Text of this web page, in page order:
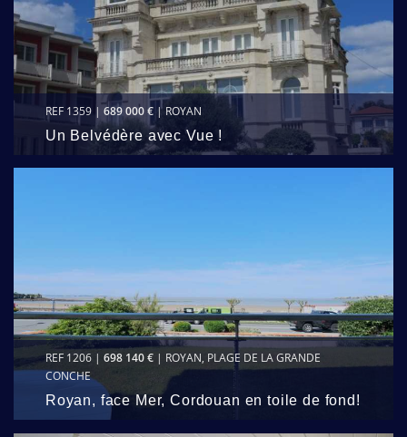
REF 1359 | 689 000 € | ROYAN
Un Belvédère avec Vue !
REF 1206 | 698 140 € | ROYAN, PLAGE DE LA GRANDE
CONCHE
Royan, face Mer, Cordouan en toile de fond!